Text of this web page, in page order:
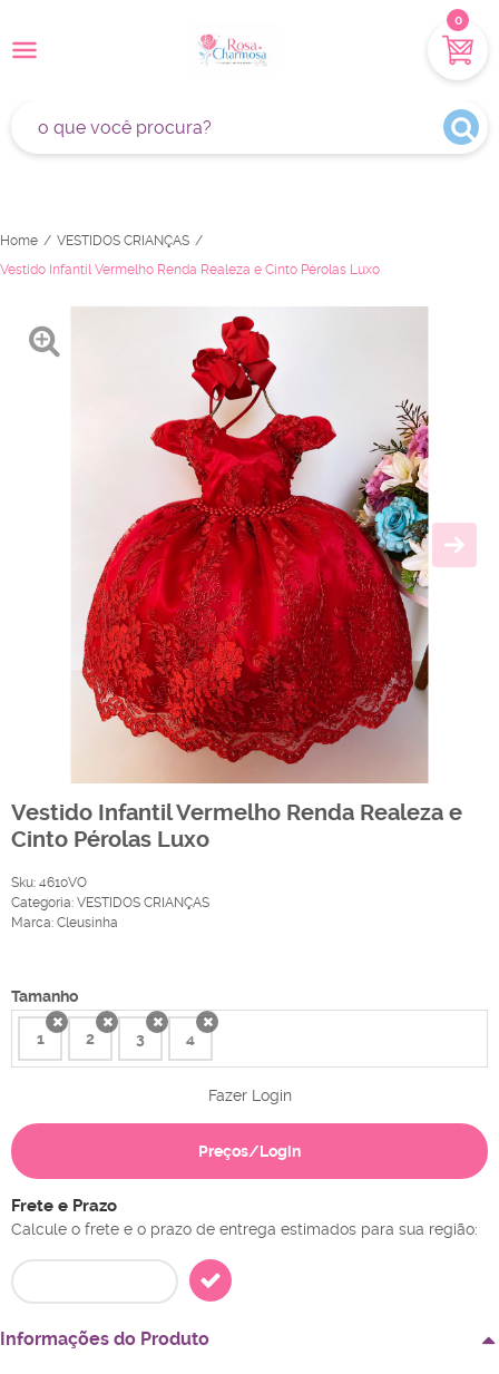
0
Home
VESTIDOS CRIANÇAS
Vestido Infantil Vermelho Renda Realeza e Cinto Pérolas Luxo
Vestido Infantil Vermelho Renda Realeza e
Cinto Pérolas Luxo
Sku: 4610VO
Categoria: VESTIDOS CRIANÇAS
Marca: Cleusinha
Tamanho
1 2 3 4
Fazer Login
Preços/Login
Frete e Prazo
Calcule o frete e o prazo de entrega estimados para sua região:
Informações do Produto